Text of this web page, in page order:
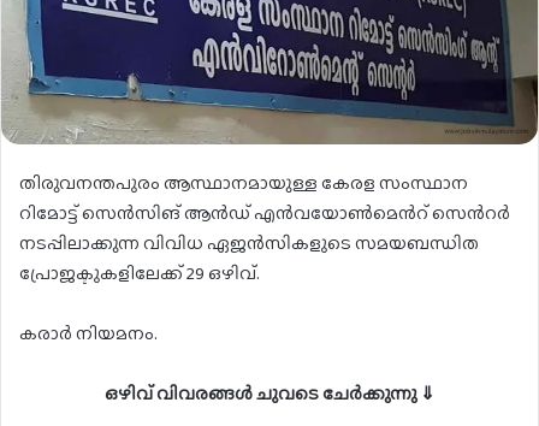
തിരുവനന്തപുരം ആസ്ഥാനമായുള്ള കേരള സംസ്ഥാന
റിമോട്ട് സെൻസിങ് ആൻഡ് എൻവയോൺമെൻറ് സെൻറർ
നടപ്പിലാക്കുന്ന വിവിധ ഏജൻസികളുടെ സമയബന്ധിത
പ്രോജക്ടുകളിലേക്ക് 29 ഒഴിവ്.
കരാർ നിയമനം.
ഒഴിവ് വിവരങ്ങൾ ചുവടെ ചേർക്കുന്നു ⇓